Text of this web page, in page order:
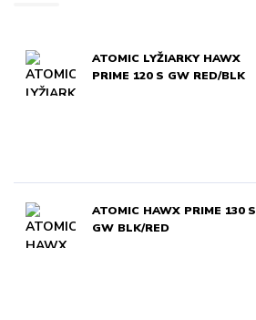
ATOMIC LYŽIARKY HAWX
PRIME 120 S GW RED/BLK
ATOMIC HAWX PRIME 130 S
GW BLK/RED